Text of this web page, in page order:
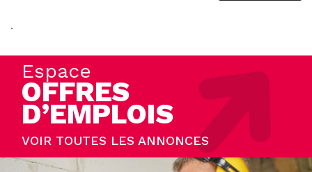
.
Espace
OFFRES
D’EMPLOIS
VOIR TOUTES LES ANNONCES